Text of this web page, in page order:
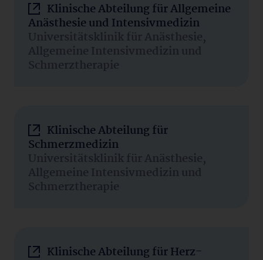
Klinische Abteilung für Allgemeine
Anästhesie und Intensivmedizin
Universitätsklinik für Anästhesie,
Allgemeine Intensivmedizin und
Schmerztherapie
Klinische Abteilung für
Schmerzmedizin
Universitätsklinik für Anästhesie,
Allgemeine Intensivmedizin und
Schmerztherapie
Klinische Abteilung für Herz-